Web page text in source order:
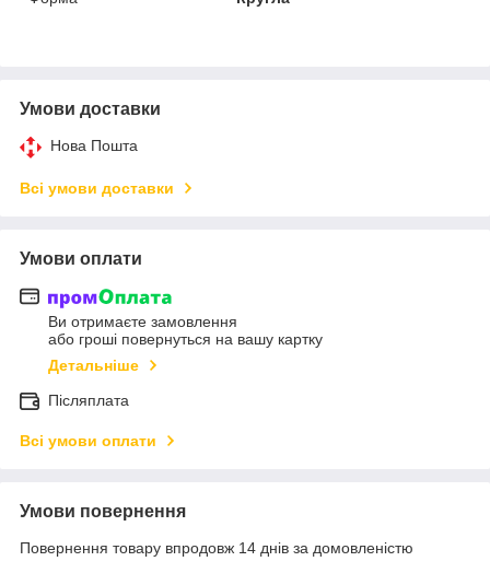
Умови доставки
Нова Пошта
Всі умови доставки
Умови оплати
Ви отримаєте замовлення
або гроші повернуться на вашу картку
Детальніше
Післяплата
Всі умови оплати
Умови повернення
Повернення товару впродовж 14 днів за домовленістю